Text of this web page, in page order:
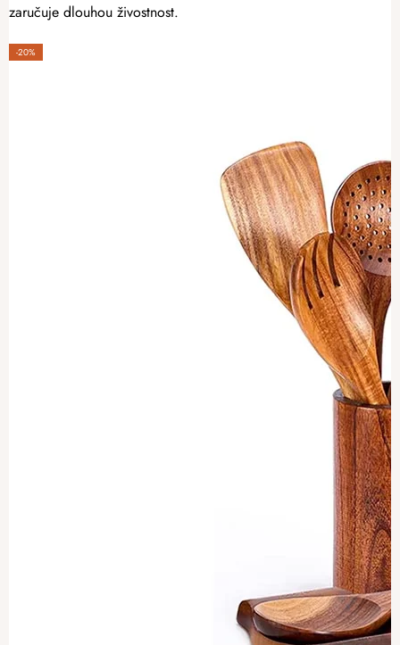
zaručuje dlouhou živostnost.
-20%